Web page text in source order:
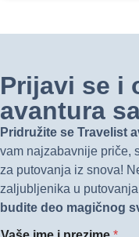
Prijavi se i
avantura
Pridružite se Travelist
vam najzabavnije priče,
za putovanja iz snova!
zaljubljenika u
budite deo magičnog